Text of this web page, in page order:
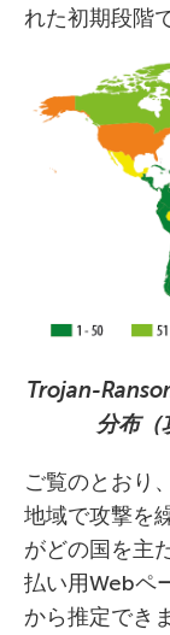
れた初期段階
Trojan-
分布（
ご覧のとおり
地域で攻撃を
がどの国を主
払い用Webペ
から推定でき